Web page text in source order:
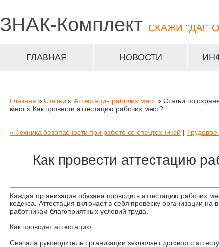
ЗНАК-Комплект СКАЖИ "ДА!"
ГЛАВНАЯ НОВОСТИ
Главная » Статьи » Аттестация рабочих мест» Статьи по
мест » Как провести аттестацию рабочих мест?
« Техника безопасности при работе со спецтехникой |
Как провести аттестацию
Каждая организация обязана проводить аттестацию рабочих
кодекса. Аттестация включает в себя проверку организации
работникам благоприятных условий труда.
Как проводят аттестацию
Сначала руководитель организации заключает договор с